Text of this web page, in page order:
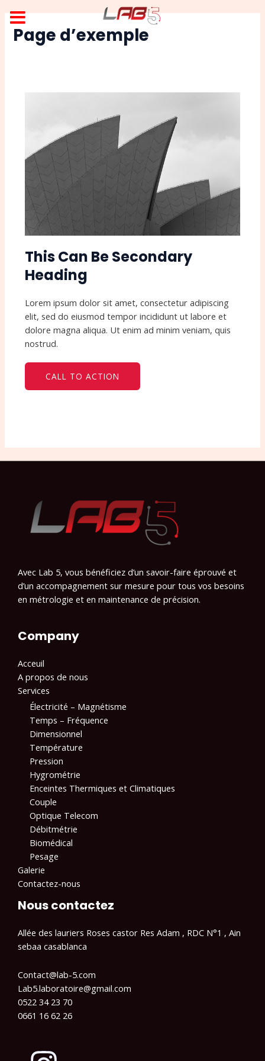
contenuPage d’exemple
This Can Be Secondary
Heading
Lorem ipsum dolor sit amet, consectetur adipiscing
elit, sed do eiusmod tempor incididunt ut labore et
dolore magna aliqua. Ut enim ad minim veniam, quis
nostrud.
CALL TO ACTION
Avec Lab 5, vous bénéficiez d’un savoir-faire éprouvé et
d’un accompagnement sur mesure pour tous vos besoins
en métrologie et en maintenance de précision.
Company
Acceuil
A propos de nous
Services
Électricité – Magnétisme​
Temps – Fréquence
Dimensionnel
Température
Pression
Hygrométrie
Enceintes Thermiques et Climatiques
Couple
Optique Telecom
Débitmétrie
Biomédical
Pesage
Galerie
Contactez-nous
Nous contactez
Allée des lauriers Roses castor Res Adam , RDC N°1 , Ain
sebaa casablanca
Contact@lab-5.com
Lab5.laboratoire@gmail.com
0522 34 23 70
0661 16 62 26